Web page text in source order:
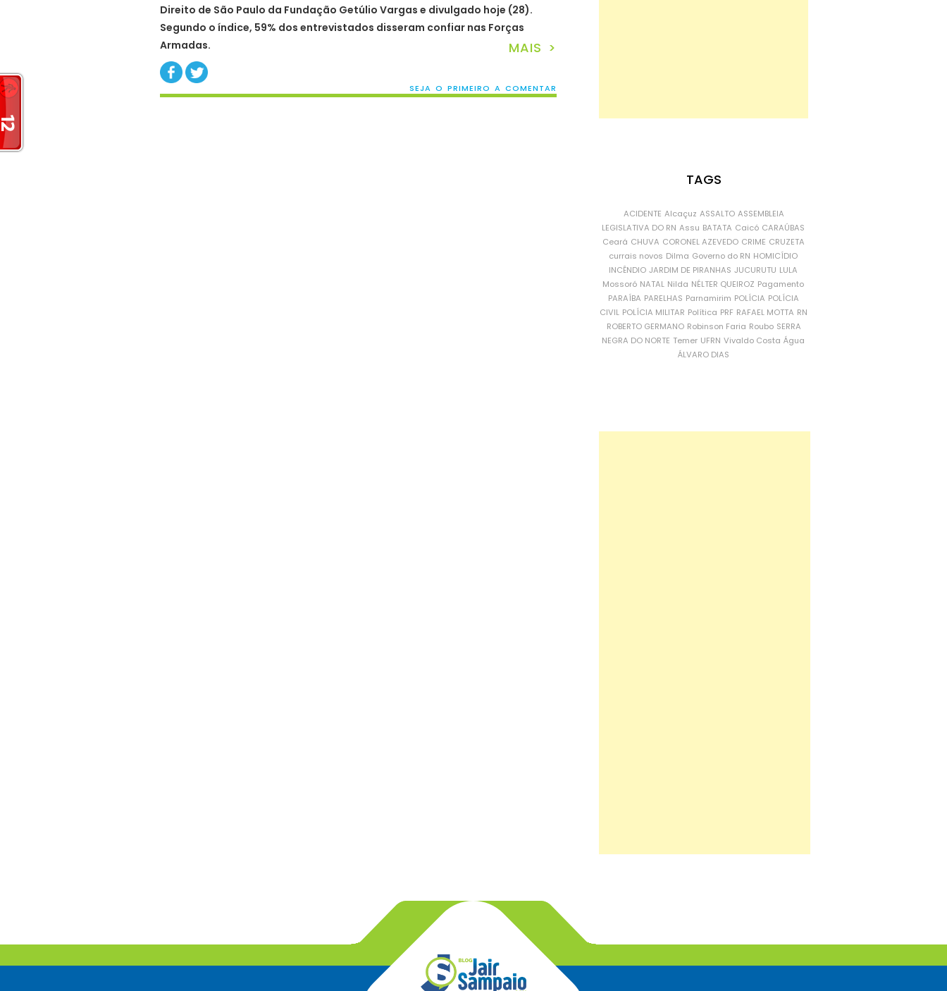
Direito de São Paulo da Fundação Getúlio Vargas e divulgado hoje (28).
Segundo o índice, 59% dos entrevistados disseram confiar nas Forças
Armadas.
MAIS >
SEJA O PRIMEIRO A COMENTAR
TAGS
ACIDENTE Alcaçuz ASSALTO ASSEMBLEIA
LEGISLATIVA DO RN Assu BATATA Caicó CARAÚBAS
Ceará CHUVA CORONEL AZEVEDO CRIME CRUZETA
currais novos Dilma Governo do RN HOMICÍDIO
INCÊNDIO JARDIM DE PIRANHAS JUCURUTU LULA
Mossoró NATAL Nilda NÉLTER QUEIROZ Pagamento
PARAÍBA PARELHAS Parnamirim POLÍCIA POLÍCIA
CIVIL POLÍCIA MILITAR Política PRF RAFAEL MOTTA RN
ROBERTO GERMANO Robinson Faria Roubo SERRA
NEGRA DO NORTE Temer UFRN Vivaldo Costa Água
ÁLVARO DIAS